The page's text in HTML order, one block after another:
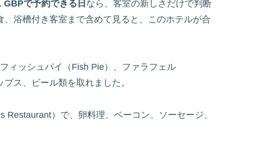
GBPで予約できる日 なら、客室の新しさだけで判断
浴槽付き客室まで含めて見ると、このホテルが合
ィッシュパイ（Fish Pie）、ファラフェル
ス、ビール類を取れました。
）で、卵料理、ベーコン、ソーセージ、